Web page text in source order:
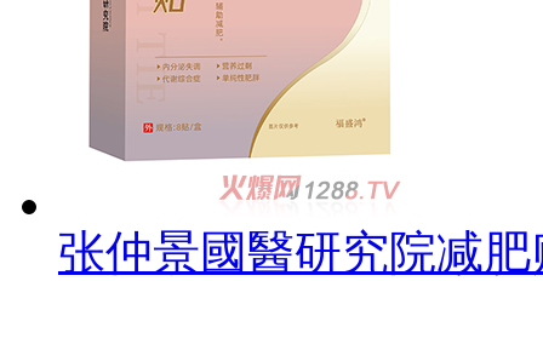
张仲景國醫研究院减肥